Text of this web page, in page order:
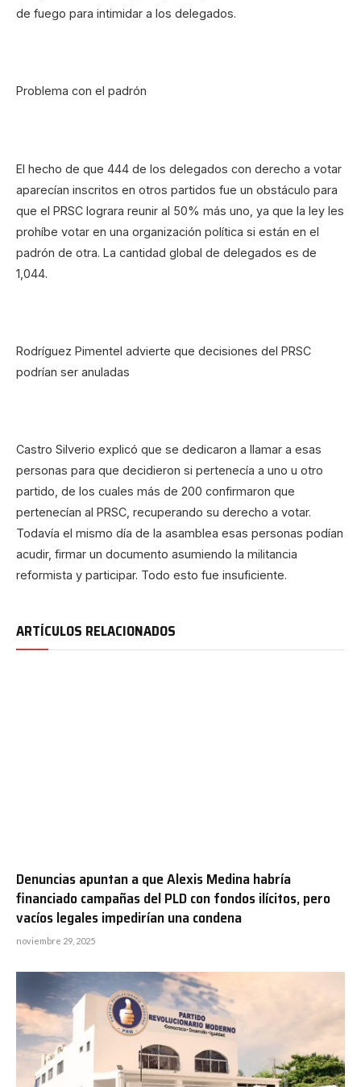
de fuego para intimidar a los delegados.
Problema con el padrón
El hecho de que 444 de los delegados con derecho a votar
aparecían inscritos en otros partidos fue un obstáculo para
que el PRSC lograra reunir al 50% más uno, ya que la ley les
prohíbe votar en una organización política si están en el
padrón de otra. La cantidad global de delegados es de
1,044.
Rodríguez Pimentel advierte que decisiones del PRSC
podrían ser anuladas
Castro Silverio explicó que se dedicaron a llamar a esas
personas para que decidieron si pertenecía a uno u otro
partido, de los cuales más de 200 confirmaron que
pertenecían al PRSC, recuperando su derecho a votar.
Todavía el mismo día de la asamblea esas personas podían
acudir, firmar un documento asumiendo la militancia
reformista y participar. Todo esto fue insuficiente.
ARTÍCULOS RELACIONADOS
Denuncias apuntan a que Alexis Medina habría
financiado campañas del PLD con fondos ilícitos, pero
vacíos legales impedirían una condena
noviembre 29, 2025